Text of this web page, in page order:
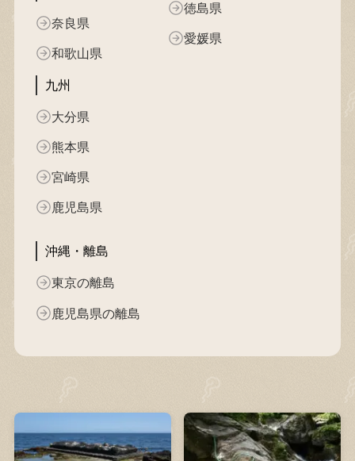
奈良県
和歌山県
徳島県
愛媛県
九州
大分県
熊本県
宮崎県
鹿児島県
沖縄・離島
東京の離島
鹿児島県の離島